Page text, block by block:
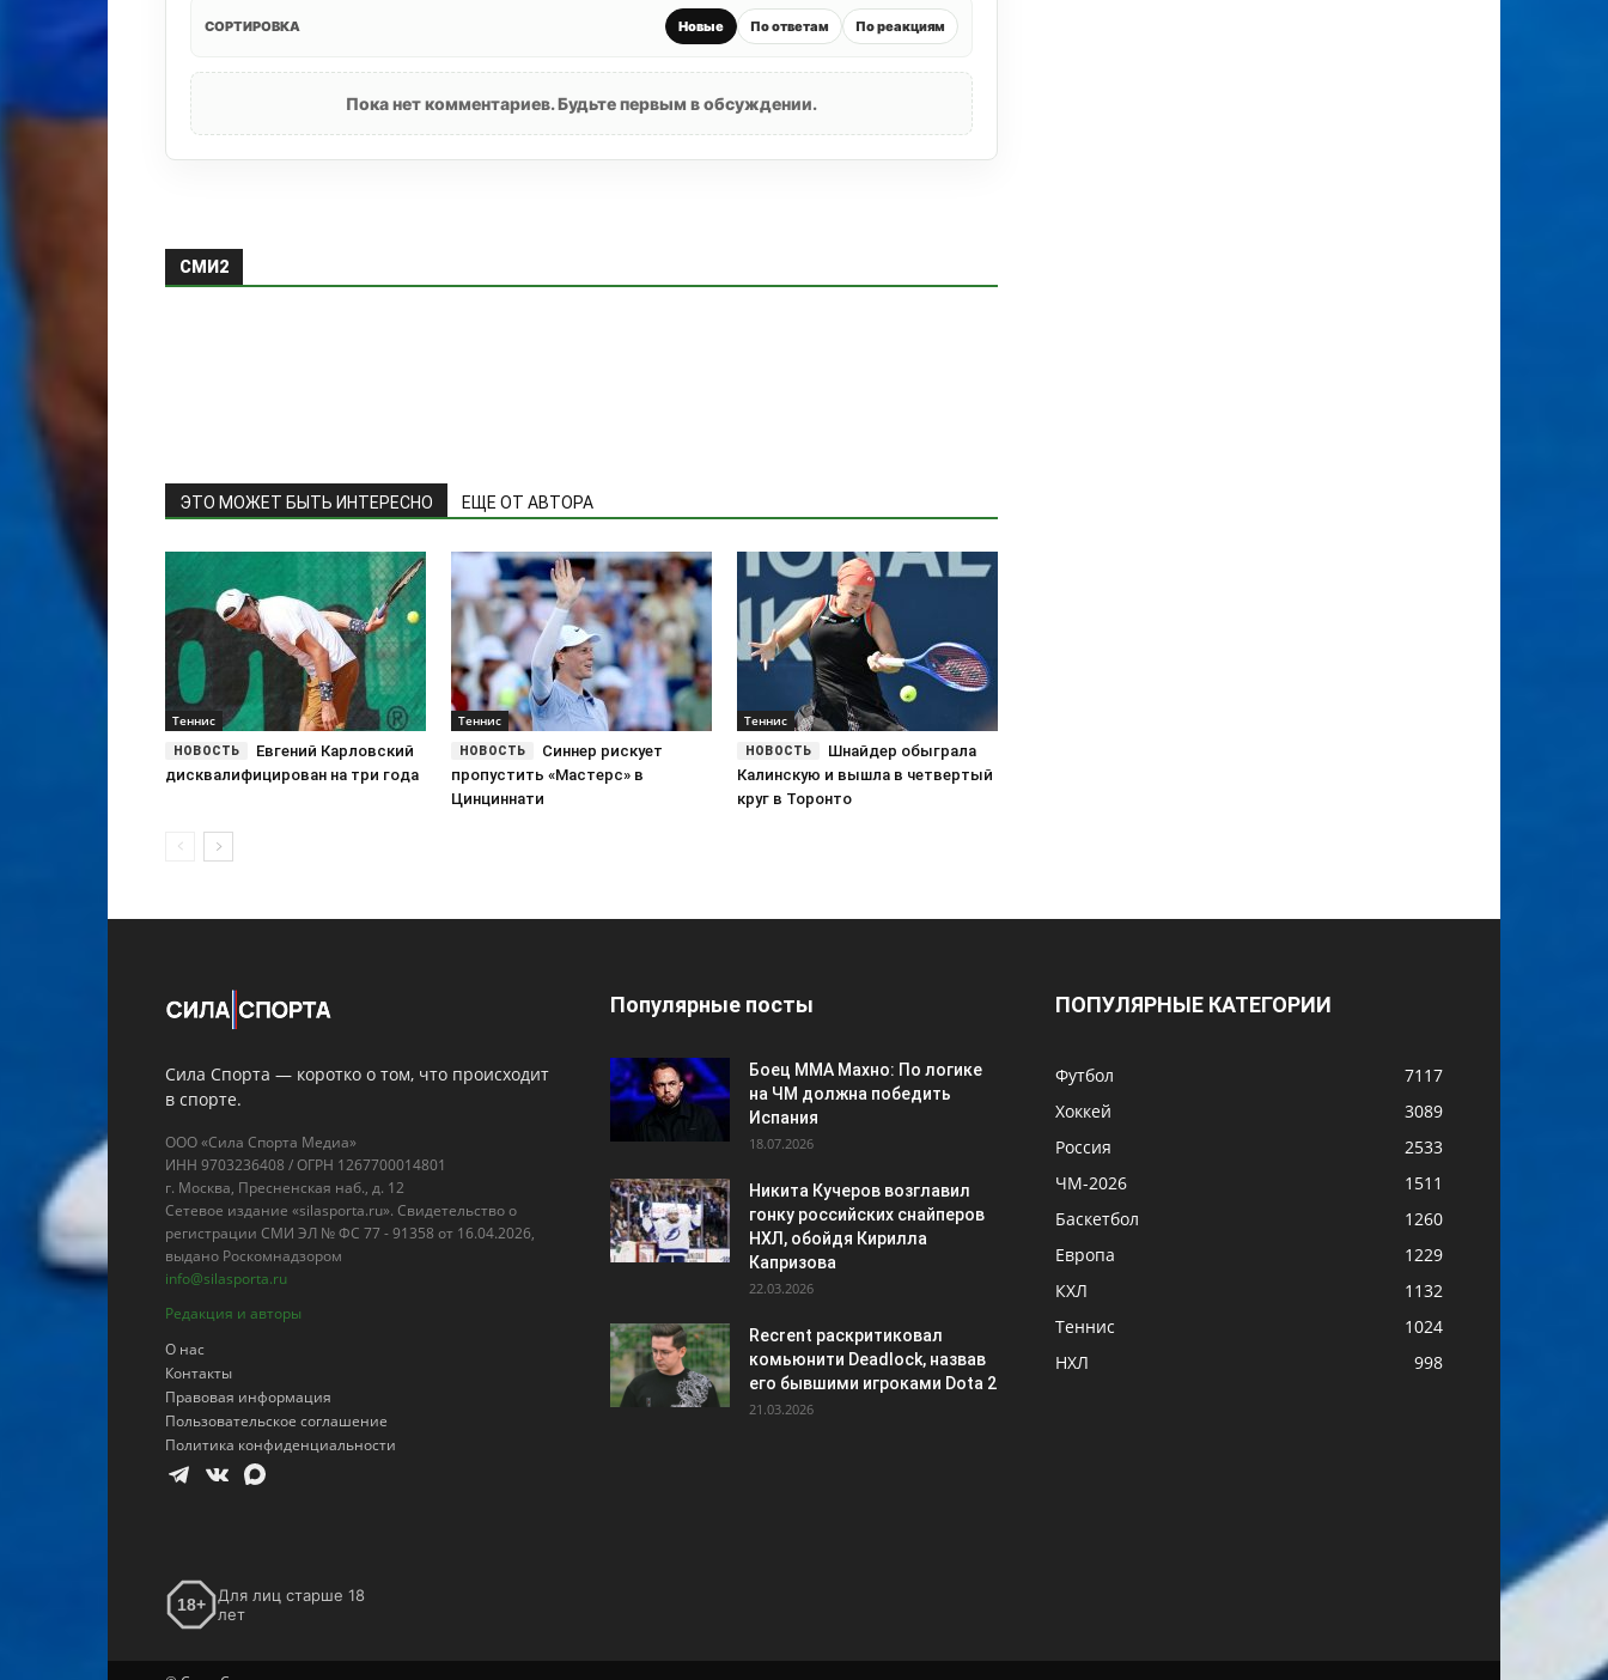
СОРТИРОВКА Новые По ответам По реакциям
Пока нет комментариев. Будьте первым в обсуждении.
СМИ2
ЭТО МОЖЕТ БЫТЬ ИНТЕРЕСНО ЕЩЕ ОТ АВТОРА
Теннис
Евгений Карловский
дисквалифицирован на три года
Теннис
Синнер рискует
пропустить «Мастерс» в
Цинциннати
Теннис
Шнайдер обыграла
Калинскую и вышла в четвертый
круг в Торонто
Сила Спорта — коротко о том, что происходит
в спорте.
ООО «Сила Спорта Медиа»
ИНН 9703236408 / ОГРН 1267700014801
г. Москва, Пресненская наб., д. 12
Сетевое издание «silasporta.ru». Свидетельство о
регистрации СМИ ЭЛ № ФС 77 - 91358 от 16.04.2026,
выдано Роскомнадзором
info@silasporta.ru
Редакция и авторы
О нас
Контакты
Правовая информация
Пользовательское соглашение
Политика конфиденциальности
18+
Для лиц старше 18
лет
Популярные посты
Боец ММА Махно: По логике
на ЧМ должна победить
Испания
18.07.2026
Никита Кучеров возглавил
гонку российских снайперов
НХЛ, обойдя Кирилла
Капризова
22.03.2026
Recrent раскритиковал
комьюнити Deadlock, назвав
его бывшими игроками Dota 2
21.03.2026
ПОПУЛЯРНЫЕ КАТЕГОРИИ
Футбол
7117
Хоккей
3089
Россия
2533
ЧМ-2026
1511
Баскетбол
1260
Европа
1229
КХЛ
1132
Теннис
1024
НХЛ
998